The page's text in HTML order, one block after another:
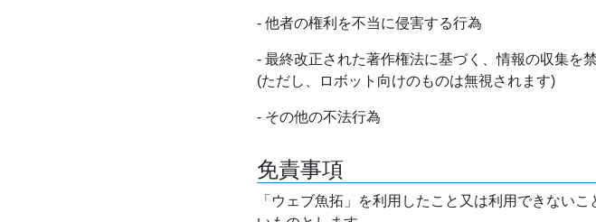
- 他者の権利を不当に侵害する行為
- 最終改正された著作権法に基づく、情報の収集を
(ただし、ロボット向けのものは無視されます)
- その他の不法行為
免責事項
「ウェブ魚拓」を利用したこと又は利用できない